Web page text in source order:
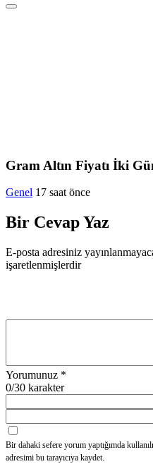
Gram Altın Fiyatı İki
Genel 17 saat önce
Bir Cevap Yaz
E-posta adresiniz
işaretlenmişlerdir
Yorumunuz *
0/30 karakter
Bir dahaki sefere yorum yaptığımda
adresimi bu tarayıcıya kaydet.